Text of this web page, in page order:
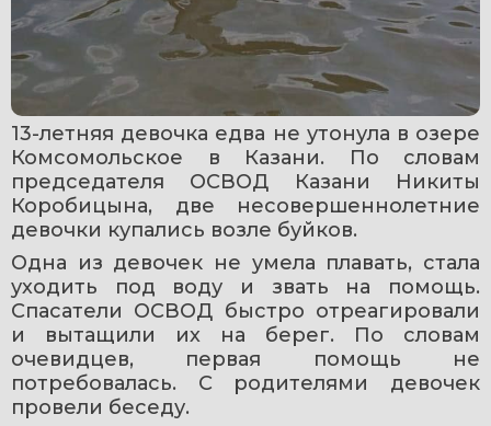
13-летняя девочка едва не утонула в озере
Комсомольское в Казани. По словам
председателя ОСВОД Казани Никиты
Коробицына, две несовершеннолетние
девочки купались возле буйков.
Одна из девочек не умела плавать, стала
уходить под воду и звать на помощь.
Спасатели ОСВОД быстро отреагировали
и вытащили их на берег. По словам
очевидцев, первая помощь не
потребовалась. С родителями девочек
провели беседу.